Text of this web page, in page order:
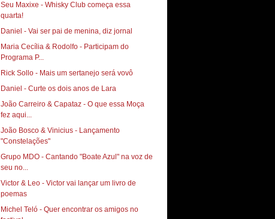
Seu Maxixe - Whisky Club começa essa
quarta!‏
Daniel - Vai ser pai de menina, diz jornal
Maria Cecília & Rodolfo - Participam do
Programa P...
Rick Sollo - Mais um sertanejo será vovô
Daniel - Curte os dois anos de Lara
João Carreiro & Capataz - O que essa Moça
fez aqui...
João Bosco & Vinicius - Lançamento
"Constelações"
Grupo MDO - Cantando "Boate Azul" na voz de
seu no...
Victor & Leo - Victor vai lançar um livro de
poemas
Michel Teló - Quer encontrar os amigos no